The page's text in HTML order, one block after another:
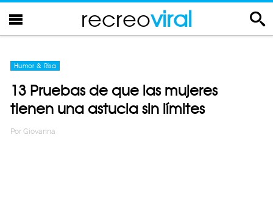
recreoviral
Humor & Risa
13 Pruebas de que las mujeres
tienen una astucia sin límites
Por Giovanna